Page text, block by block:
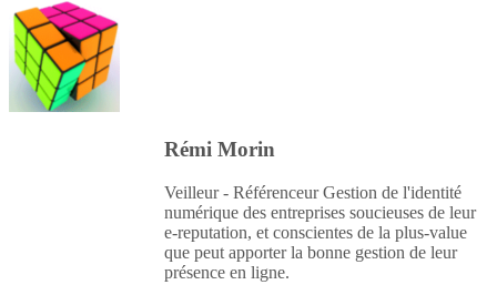
Rémi Morin
Veilleur - Référenceur Gestion de l'identité
numérique des entreprises soucieuses de leur
e-reputation, et conscientes de la plus-value
que peut apporter la bonne gestion de leur
présence en ligne.